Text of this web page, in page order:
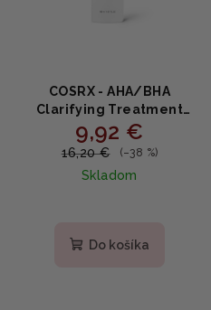
COSRX - AHA/BHA
Clarifying Treatment
Toner - toner s AHA a BHA
kyselinami 150ml
9,92 €
16,20 € (–38 %)
Skladom
produktu
Do košíka